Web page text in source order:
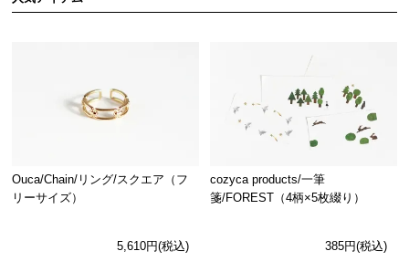
Ouca/Chain/リング/スクエア（フ
リーサイズ）
5,610円(税込)
cozyca products/一筆
箋/FOREST（4柄×5枚綴り）
385円(税込)